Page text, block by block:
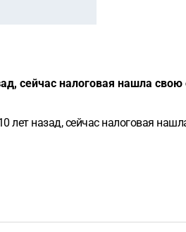
сейчас налоговая нашла
назад, сейчас налоговая